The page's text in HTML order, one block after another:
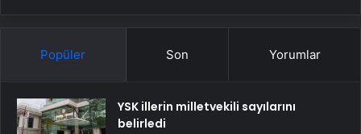
Popüler Son Yorumlar
YSK illerin milletvekili sayılarını
belirledi